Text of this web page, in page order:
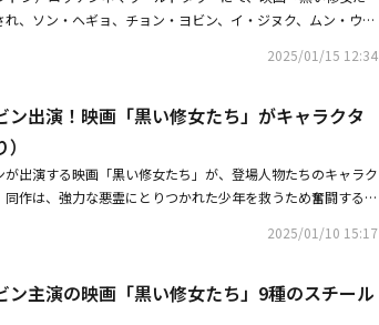
、ソン・ヘギョ、チョン・ヨビン、イ・ジヌク、ムン・ウジ
力な悪霊にとりつかれた少年を救うため奮闘する人々の物語
ョ＆チョン・ヨビン主演の映画「黒い修女たち」メイン予告
チョン・ヨビン主演の映画「黒い修女たち」9種のスチール
2025/01/15 12:34
出演！映画「黒い修女たち」がキャラクタ
出演する映画「黒い修女たち」が、登場人物たちのキャラク
作は、強力な悪霊にとりつかれた少年を救うため奮闘する
には手段を選ばない修女ユニア（ソン・ヘギョ）は、「タブ
しい佇まいだ。イ・ジヌク演じるパウロ神父は、確固たる信
。彼のキャッチフレーズは、「医学を信頼する神父」だ。
2025/01/10 15:17
ン主演の映画「黒い修女たち」9種のスチール